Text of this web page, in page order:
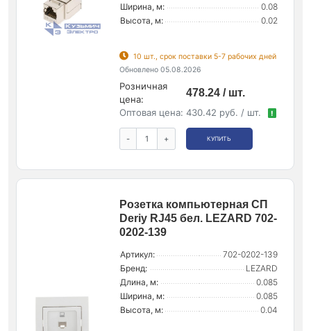
Ширина, м:
0.08
Высота, м:
0.02
10 шт., срок поставки 5-7 рабочих дней
Обновлено 05.08.2026
Розничная
цена:
478.24 / шт.
Оптовая цена: 430.42 руб. / шт. !
- + КУПИТЬ
Розетка компьютерная СП
Deriy RJ45 бел. LEZARD 702-
0202-139
Артикул:
702-0202-139
Бренд:
LEZARD
Длина, м:
0.085
Ширина, м:
0.085
Высота, м:
0.04